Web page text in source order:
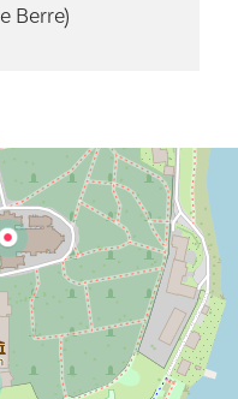
Berre)